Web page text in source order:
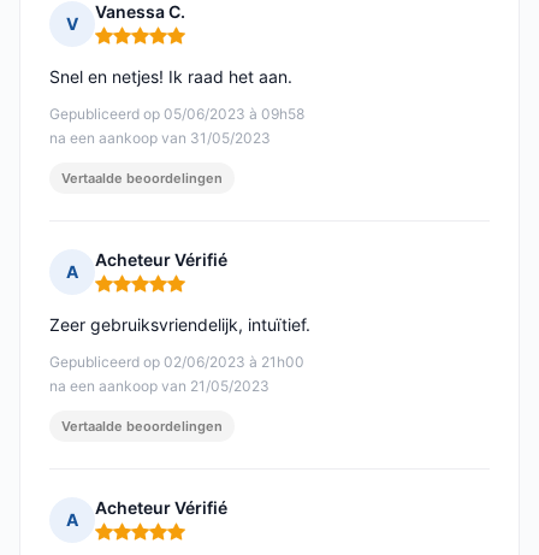
V
Vanessa C.
Opmerking: 5 van 5
Gepubliceerd op 05/06/2023 à 09h58
na een aankoop van 31/05/2023
Snel en netjes! Ik raad het aan.
Vertaalde beoordelingen
A
Acheteur Vérifié
Opmerking: 5 van 5
Gepubliceerd op 02/06/2023 à 21h00
na een aankoop van 21/05/2023
Zeer gebruiksvriendelijk, intuïtief.
Vertaalde beoordelingen
A
Acheteur Vérifié
Opmerking: 5 van 5